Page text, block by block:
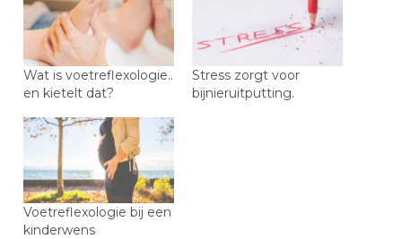
Wat is voetreflexologie..
en kietelt dat?
Stress zorgt voor
bijnieruitputting.
Voetreflexologie bij een
kinderwens